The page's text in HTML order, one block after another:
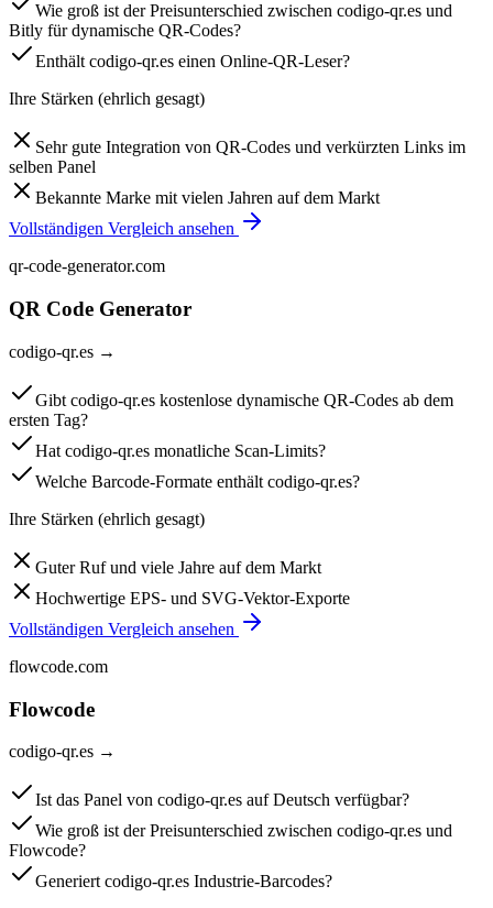
Wie groß ist der Preisunterschied zwischen codigo-qr.es und
Bitly für dynamische QR-Codes?
Enthält codigo-qr.es einen Online-QR-Leser?
Ihre Stärken (ehrlich gesagt)
Sehr gute Integration von QR-Codes und verkürzten Links im
selben Panel
Bekannte Marke mit vielen Jahren auf dem Markt
Vollständigen Vergleich ansehen
qr-code-generator.com
QR Code Generator
codigo-qr.es →
Gibt codigo-qr.es kostenlose dynamische QR-Codes ab dem
ersten Tag?
Hat codigo-qr.es monatliche Scan-Limits?
Welche Barcode-Formate enthält codigo-qr.es?
Ihre Stärken (ehrlich gesagt)
Guter Ruf und viele Jahre auf dem Markt
Hochwertige EPS- und SVG-Vektor-Exporte
Vollständigen Vergleich ansehen
flowcode.com
Flowcode
codigo-qr.es →
Ist das Panel von codigo-qr.es auf Deutsch verfügbar?
Wie groß ist der Preisunterschied zwischen codigo-qr.es und
Flowcode?
Generiert codigo-qr.es Industrie-Barcodes?